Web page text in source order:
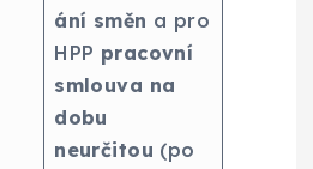
ání směn a pro
HPP pracovní
smlouva na
dobu
neurčitou (po